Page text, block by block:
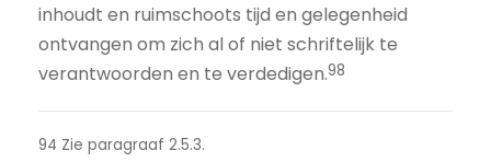
inhoudt en ruimschoots tijd en gelegenheid
ontvangen om zich al of niet schriftelijk te
verantwoorden en te verdedigen.98
94 Zie paragraaf 2.5.3.